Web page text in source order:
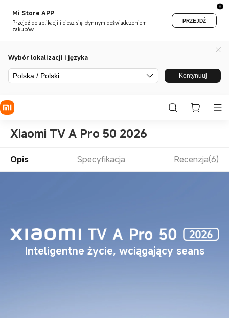
Mi Store APP
Przejdź do aplikacji i ciesz się płynnym doświadczeniem
zakupów.
PRZEJDŹ
Wybór lokalizacji i języka
Polska / Polski Kontynuuj
Xiaomi TV A Pro 50 2026
Opis Specyfikacja Recenzja(6)
Inteligentne życie, wciągający seans